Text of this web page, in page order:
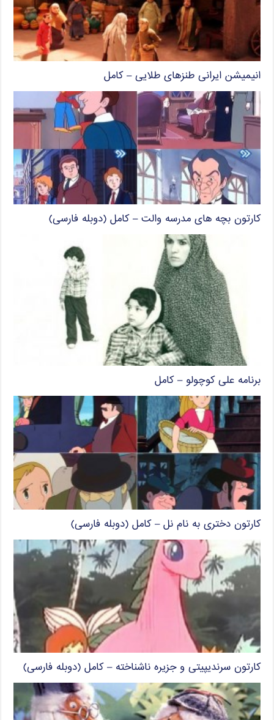
انیمیشن ایرانی طنزهای طلایی – کامل
کارتون بچه های مدرسه والت – کامل (دوبله فارسی)
برنامه علی کوچولو – کامل
کارتون دختری به نام نل – کامل (دوبله فارسی)
کارتون سرندیپیتی و جزیره ناشناخته – کامل (دوبله فارسی)